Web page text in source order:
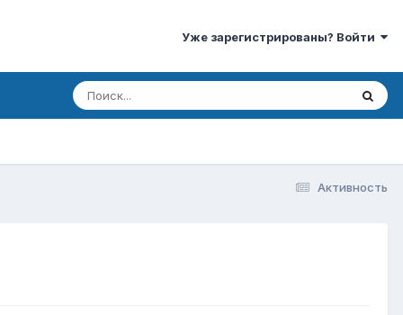
Уже зарегистрированы? Войти
Активность